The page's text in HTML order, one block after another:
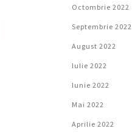
Octombrie 2022
Septembrie 2022
August 2022
Iulie 2022
Iunie 2022
Mai 2022
Aprilie 2022